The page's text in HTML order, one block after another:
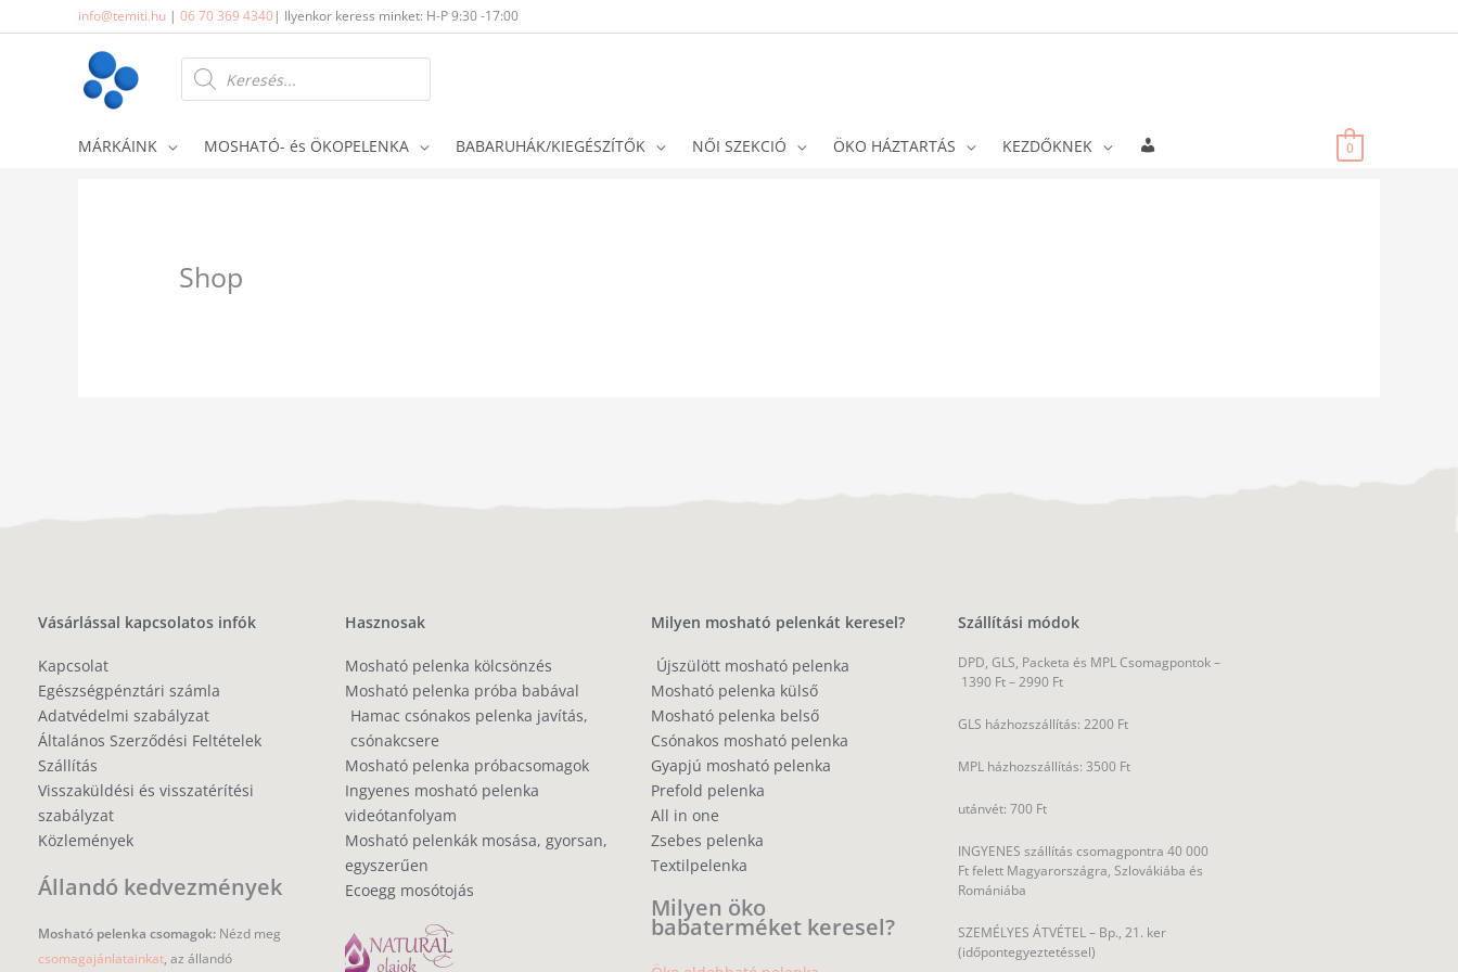
to
info@temiti.hu | 06 70 369 4340| Ilyenkor keress minket: H-P 9:30 -17:00
Products
search
MÁRKÁINK MOSHATÓ- és ÖKOPELENKA BABARUHÁK/KIEGÉSZÍTŐK NŐI SZEKCIÓ ÖKO HÁZTARTÁS KEZDŐKNEK 0
Shop
Vásárlással kapcsolatos infók
Kapcsolat
Egészségpénztári számla
Adatvédelmi szabályzat
Általános Szerződési Feltételek
Szállítás
Visszaküldési és visszatérítési
szabályzat
Közlemények
Állandó kedvezmények
Mosható pelenka csomagok: Nézd meg
csomagajánlatainkat, az állandó
Hasznosak
Mosható pelenka kölcsönzés
Mosható pelenka próba babával
Hamac csónakos pelenka javítás,
csónakcsere
Mosható pelenka próbacsomagok
Ingyenes mosható pelenka
videótanfolyam
Mosható pelenkák mosása, gyorsan,
egyszerűen
Ecoegg mosótojás
Milyen mosható pelenkát keresel?
Újszülött mosható pelenka
Mosható pelenka külső
Mosható pelenka belső
Csónakos mosható pelenka
Gyapjú mosható pelenka
Prefold pelenka
All in one
Zsebes pelenka
Textilpelenka
Milyen öko
babaterméket keresel?
Szállítási módok
DPD, GLS, Packeta és MPL Csomagpontok –
1390 Ft – 2990 Ft
GLS házhozszállítás: 2200 Ft
MPL házhozszállítás: 3500 Ft
utánvét: 700 Ft
INGYENES szállítás csomagpontra 40 000
Ft felett Magyarországra, Szlovákiába és
Romániába
SZEMÉLYES ÁTVÉTEL – Bp., 21. ker
(időpontegyeztetéssel)